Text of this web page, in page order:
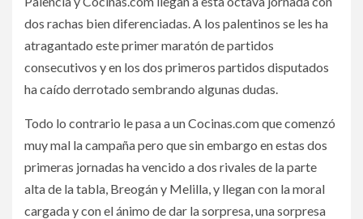
dos rachas bien diferenciadas. A los palentinos se les ha
atragantado este primer maratón de partidos
consecutivos y en los dos primeros partidos disputados
ha caído derrotado sembrando algunas dudas.
Todo lo contrario le pasa a un Cocinas.com que comenzó
muy mal la campaña pero que sin embargo en estas dos
primeras jornadas ha vencido a dos rivales de la parte
alta de la tabla, Breogán y Melilla, y llegan con la moral
cargada y con el ánimo de dar la sorpresa, una sorpresa